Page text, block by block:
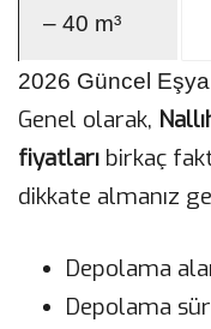
– 40 m³
2026 Güncel
Genel olarak,
fiyatları birkaç
dikkate almanız
Depolama
Depolama